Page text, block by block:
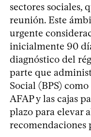
sectores sociales,
reunión. Este
urgente
inicialmente 90
diagnóstico del
parte que
Social (BPS)
AFAP y las cajas
plazo para elevar
recomendaciones